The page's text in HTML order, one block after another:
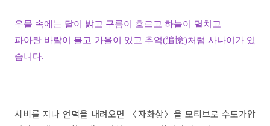
우물 속에는 달이 밝고 구름이 흐르고 하늘이 펼치고
파아란 바람이 불고 가을이 있고 추억(追憶)처럼 사나이가 있
습니다.
시비를 지나 언덕을 내려오면 〈자화상〉 을 모티브로 수도가압